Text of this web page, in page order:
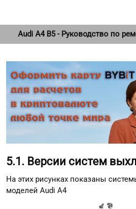
Audi A4 B5 - Руководство по
5.1. Версии систем
На этих рисунках показаны
моделей Audi A4